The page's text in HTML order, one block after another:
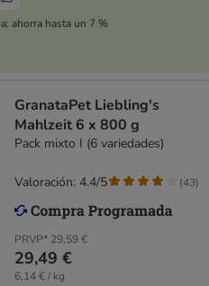
ahorra hasta un 7 %
GranataPet Liebling's
Mahlzeit 6 x 800 g
Pack mixto I (6 variedades)
PRVP* 29,59 €
29,49 €
6,14 € / kg
Valoración: 4.4/5 (43)